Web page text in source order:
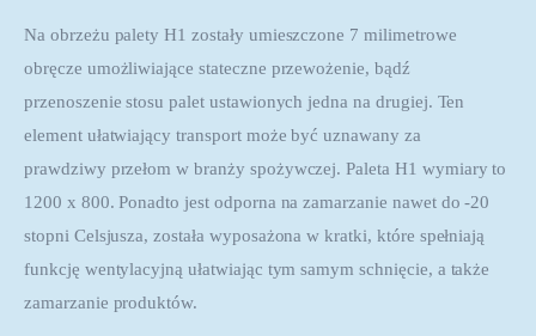
Na obrzeżu palety H1 zostały umieszczone 7 milimetrowe
obręcze umożliwiające stateczne przewożenie, bądź
przenoszenie stosu palet ustawionych jedna na drugiej. Ten
element ułatwiający transport może być uznawany za
prawdziwy przełom w branży spożywczej. Paleta H1 wymiary to
1200 x 800. Ponadto jest odporna na zamarzanie nawet do -20
stopni Celsjusza, została wyposażona w kratki, które spełniają
funkcję wentylacyjną ułatwiając tym samym schnięcie, a także
zamarzanie produktów.